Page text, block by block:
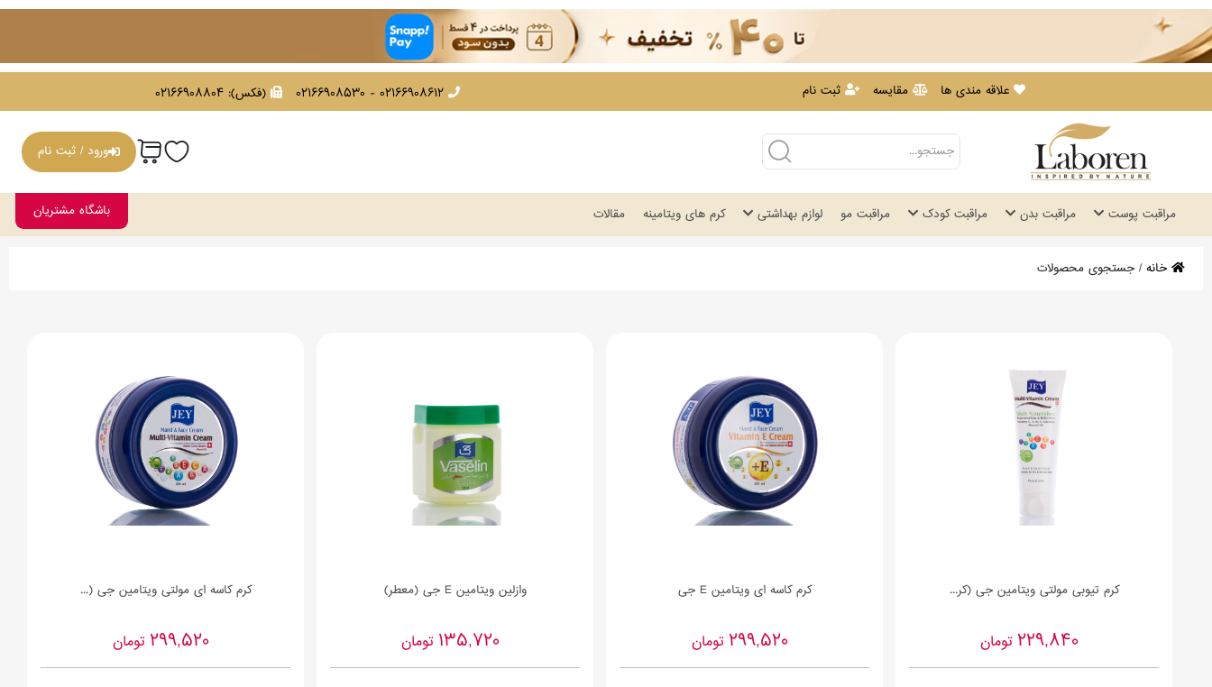
علاقه مندی ها مقایسه ثبت نام 02166908612 - 02166908530 (فکس): 02166908804
ورود / ثبت نام
مراقبت پوست مراقبت بدن مراقبت کودک مراقبت مو لوازم بهداشتی کرم های ویتامینه مقالات باشگاه مشتریان
خانه/ جستجوی محصولات
کرم تیوبی مولتی ویتامین جی (کر...
229,840تومان
کرم کاسه ای ویتامین E جی
299,520تومان
وازلین ویتامین E جی (معطر)
135,720 تومان
کرم کاسه ای مولتی ویتامین جی (...
299,520تومان